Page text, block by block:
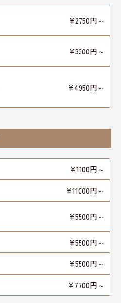
¥2750円～
¥3300円～
¥4950円～
¥1100円～
¥11000円～
¥5500円～
¥5500円～
¥5500円～
¥7700円～